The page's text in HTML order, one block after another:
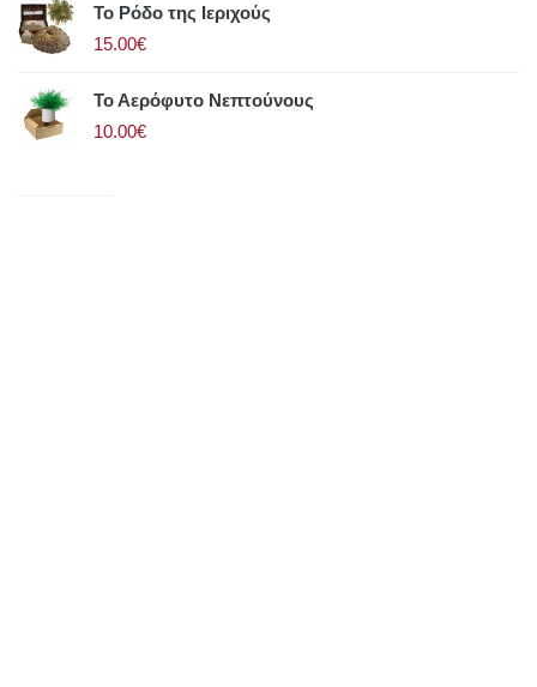
Το Ρόδο της Ιεριχούς
15.00€
Το Αερόφυτο Νεπτούνους
10.00€